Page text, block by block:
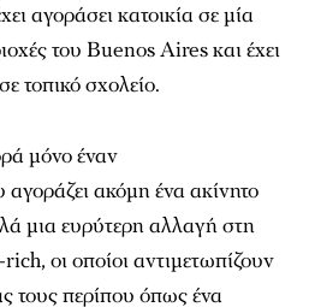
αγοράσει κατοικία σε μία
του Buenos Aires και έχει
τοπικό σχολείο.
μόνο έναν
ακόμη ένα ακίνητο
μια ευρύτερη αλλαγή στη
οι οποίοι αντιμετωπίζουν
τους περίπου όπως ένα